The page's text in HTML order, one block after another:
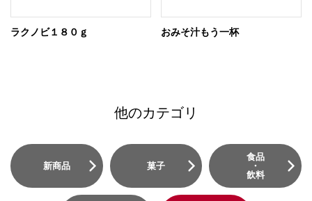
ラクノビ１８０ｇ おみそ汁もう一杯
他のカテゴリ
新商品 菓子
食品
・
飲料